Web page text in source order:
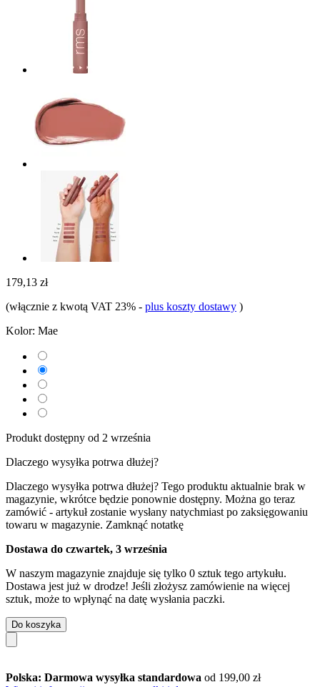
179,13 zł
(włącznie z kwotą VAT 23% - plus koszty dostawy )
Kolor: Mae
Produkt dostępny od 2 września
Dlaczego wysyłka potrwa dłużej?
Dlaczego wysyłka potrwa dłużej? Tego produktu aktualnie brak w
magazynie, wkrótce będzie ponownie dostępny. Można go teraz
zamówić - artykuł zostanie wysłany natychmiast po zaksięgowaniu
towaru w magazynie. Zamknąć notatkę
Dostawa do czwartek, 3 września
W naszym magazynie znajduje się tylko 0 sztuk tego artykułu.
Dostawa jest już w drodze! Jeśli złożysz zamówienie na więcej
sztuk, może to wpłynąć na datę wysłania paczki.
Do koszyka
Polska: Darmowa wysyłka standardowa od 199,00 zł